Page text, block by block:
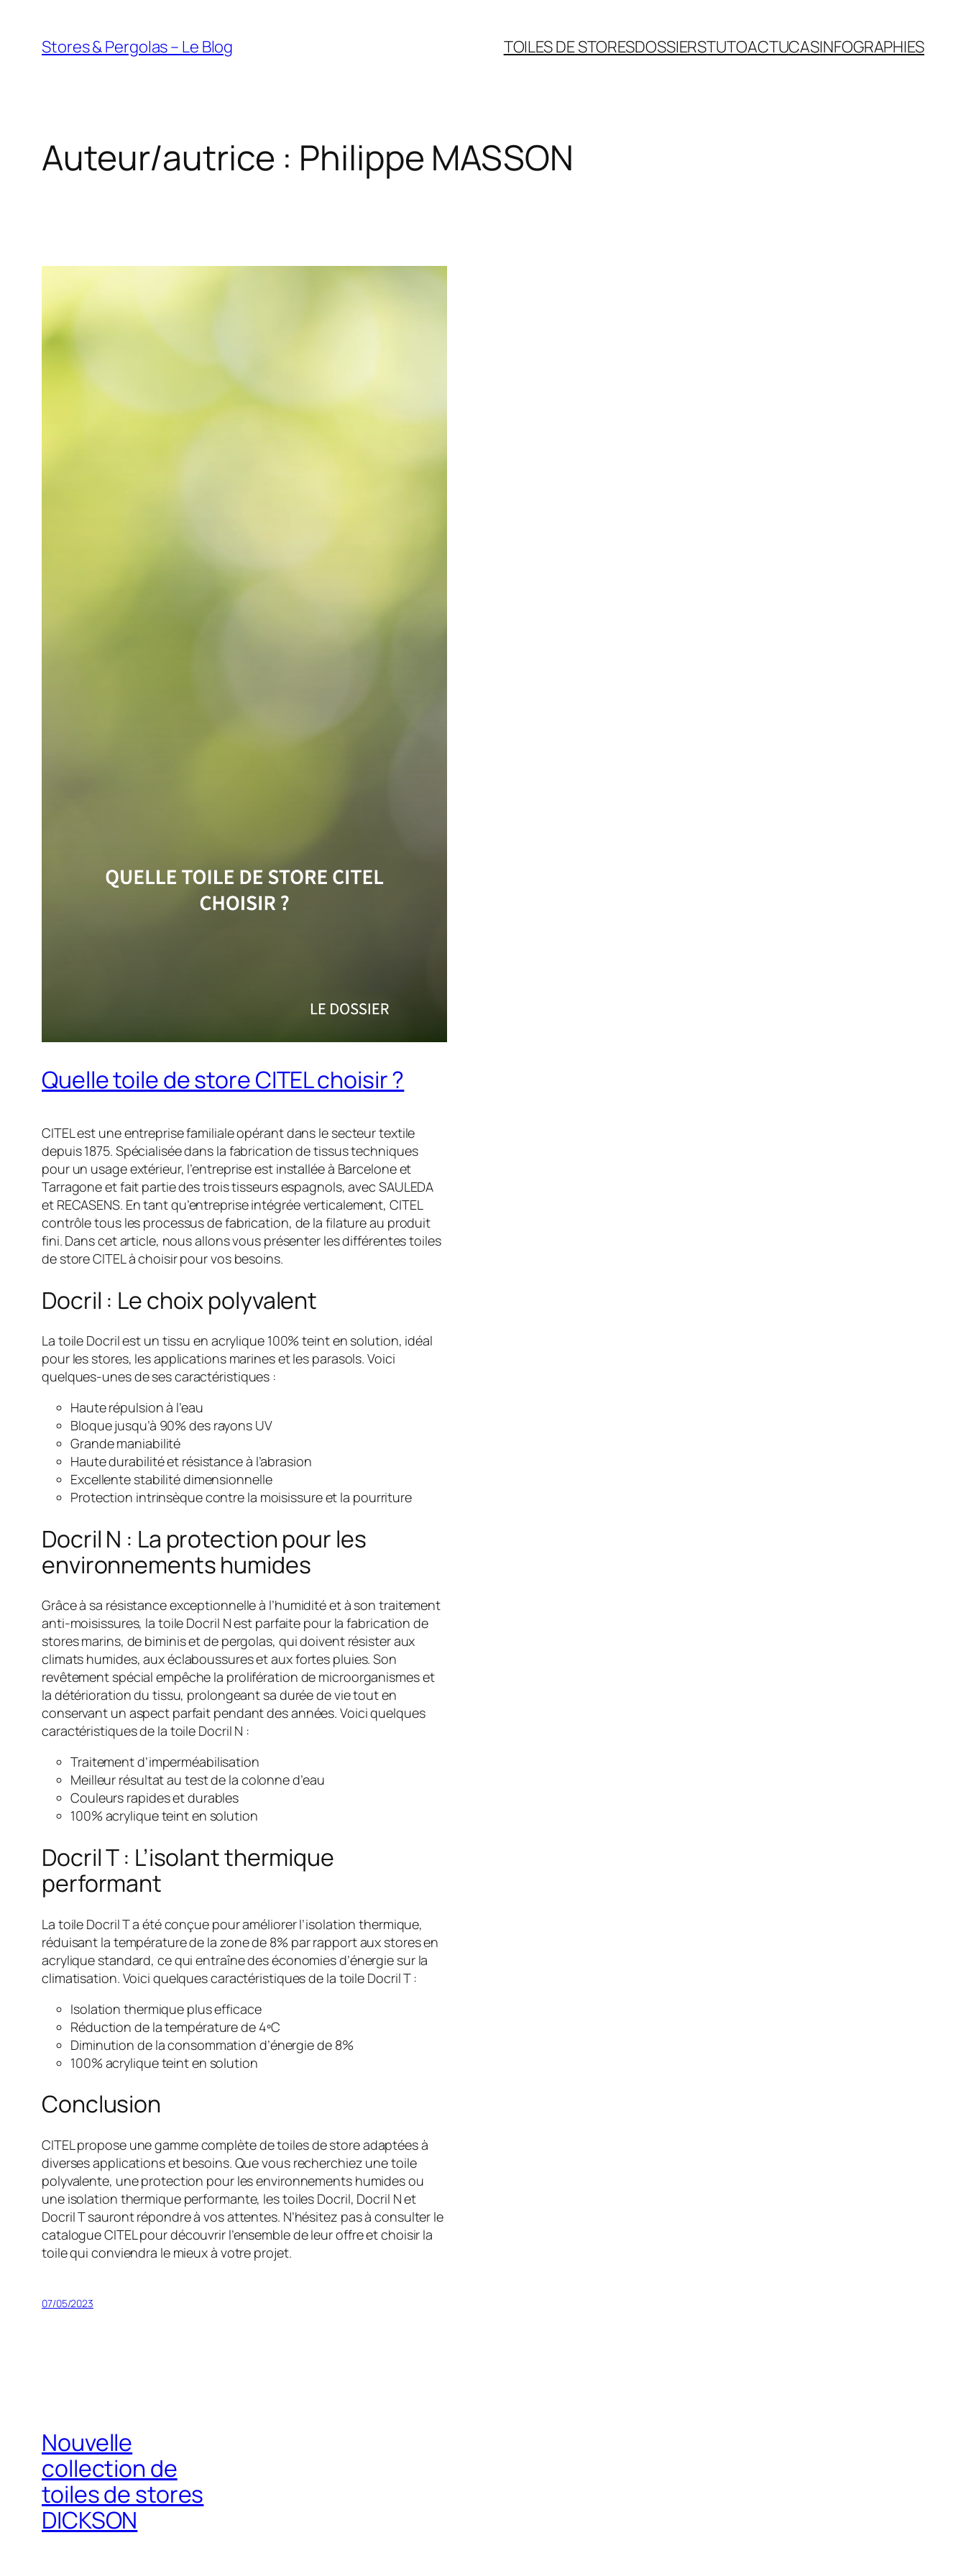
contenu
Stores & Pergolas – Le Blog TOILES DE STORESDOSSIERSTUTOACTUCASINFOGRAPHIES
Auteur/autrice : Philippe MASSON
Quelle toile de store CITEL choisir ?
CITEL est une entreprise familiale opérant dans le secteur textile
depuis 1875. Spécialisée dans la fabrication de tissus techniques
pour un usage extérieur, l’entreprise est installée à Barcelone et
Tarragone et fait partie des trois tisseurs espagnols, avec SAULEDA
et RECASENS. En tant qu’entreprise intégrée verticalement, CITEL
contrôle tous les processus de fabrication, de la filature au produit
fini. Dans cet article, nous allons vous présenter les différentes toiles
de store CITEL à choisir pour vos besoins.
Docril : Le choix polyvalent
La toile Docril est un tissu en acrylique 100% teint en solution, idéal
pour les stores, les applications marines et les parasols. Voici
quelques-unes de ses caractéristiques :
Haute répulsion à l’eau
Bloque jusqu’à 90% des rayons UV
Grande maniabilité
Haute durabilité et résistance à l’abrasion
Excellente stabilité dimensionnelle
Protection intrinsèque contre la moisissure et la pourriture
Docril N : La protection pour les
environnements humides
Grâce à sa résistance exceptionnelle à l’humidité et à son traitement
anti-moisissures, la toile Docril N est parfaite pour la fabrication de
stores marins, de biminis et de pergolas, qui doivent résister aux
climats humides, aux éclaboussures et aux fortes pluies. Son
revêtement spécial empêche la prolifération de microorganismes et
la détérioration du tissu, prolongeant sa durée de vie tout en
conservant un aspect parfait pendant des années. Voici quelques
caractéristiques de la toile Docril N :
Traitement d’imperméabilisation
Meilleur résultat au test de la colonne d’eau
Couleurs rapides et durables
100% acrylique teint en solution
Docril T : L’isolant thermique
performant
La toile Docril T a été conçue pour améliorer l’isolation thermique,
réduisant la température de la zone de 8% par rapport aux stores en
acrylique standard, ce qui entraîne des économies d’énergie sur la
climatisation. Voici quelques caractéristiques de la toile Docril T :
Isolation thermique plus efficace
Réduction de la température de 4ºC
Diminution de la consommation d’énergie de 8%
100% acrylique teint en solution
Conclusion
CITEL propose une gamme complète de toiles de store adaptées à
diverses applications et besoins. Que vous recherchiez une toile
polyvalente, une protection pour les environnements humides ou
une isolation thermique performante, les toiles Docril, Docril N et
Docril T sauront répondre à vos attentes. N’hésitez pas à consulter le
catalogue CITEL pour découvrir l’ensemble de leur offre et choisir la
toile qui conviendra le mieux à votre projet.
07/05/2023
Nouvelle
collection de
toiles de stores
DICKSON